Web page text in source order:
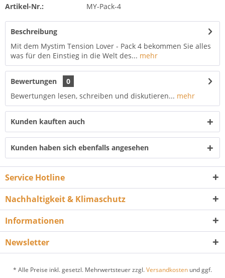
Artikel-Nr.: MY-Pack-4
Beschreibung
Mit dem Mystim Tension Lover - Pack 4 bekommen Sie alles
was für den Einstieg in die Welt des... mehr
Bewertungen
0
Bewertungen lesen, schreiben und diskutieren... mehr
Kunden kauften auch
Kunden haben sich ebenfalls angesehen
Service Hotline
Nachhaltigkeit & Klimaschutz
Informationen
Newsletter
* Alle Preise inkl. gesetzl. Mehrwertsteuer zzgl.Versandkosten und ggf.